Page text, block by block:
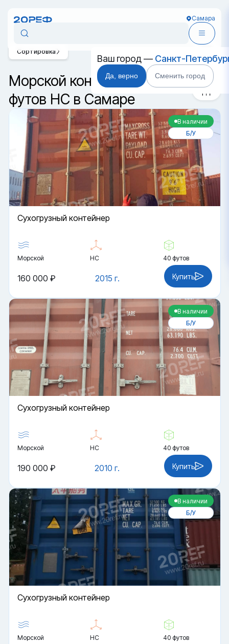
Самара
Ваш город — Санкт-
Да, верно Сменить город
Морской контейнер 40
футов HC в Самаре
Сортировка
В наличии
Б/У
Cухогрузный контейнер
Морской HC 40 футов
2015 г.
160 000 ₽ Купить
В наличии
Б/У
Cухогрузный контейнер
Морской HC 40 футов
2010 г.
190 000 ₽ Купить
В наличии
Б/У
Cухогрузный контейнер
Морской HC 40 футов